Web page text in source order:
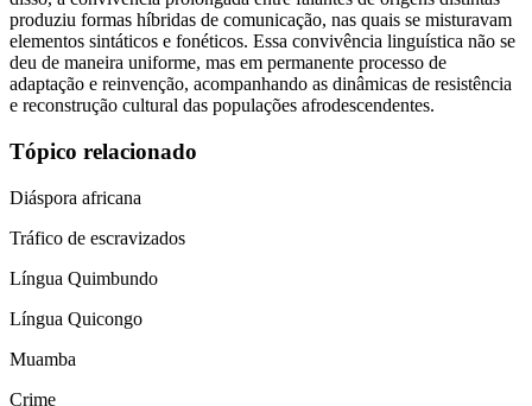
produziu formas híbridas de comunicação, nas quais se misturavam
elementos sintáticos e fonéticos. Essa convivência linguística não se
deu de maneira uniforme, mas em permanente processo de
adaptação e reinvenção, acompanhando as dinâmicas de resistência
e reconstrução cultural das populações afrodescendentes.
Tópico relacionado
Diáspora africana
Tráfico de escravizados
Língua Quimbundo
Língua Quicongo
Muamba
Crime